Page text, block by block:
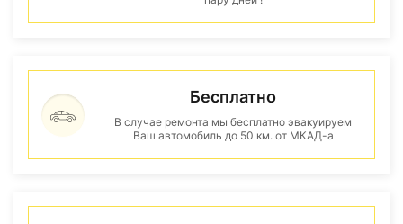
Бесплатно
В случае ремонта мы бесплатно эвакуируем
Ваш автомобиль до 50 км. от МКАД-а